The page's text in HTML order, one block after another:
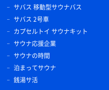
サバス 移動型サウナバス
サバス 2号車
カプセルトイ サウナキット
サウナ応援企業
サウナの時間
泊まってサウナ
銭湯サ活